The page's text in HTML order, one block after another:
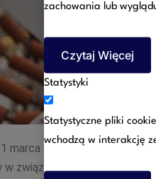
marca 2020 Rada Ministrów
w związku z wystąpieniem
zachowania lub
Czytaj Więcej
Statystyki
Statystyczne pliki
wchodzą w interakcję